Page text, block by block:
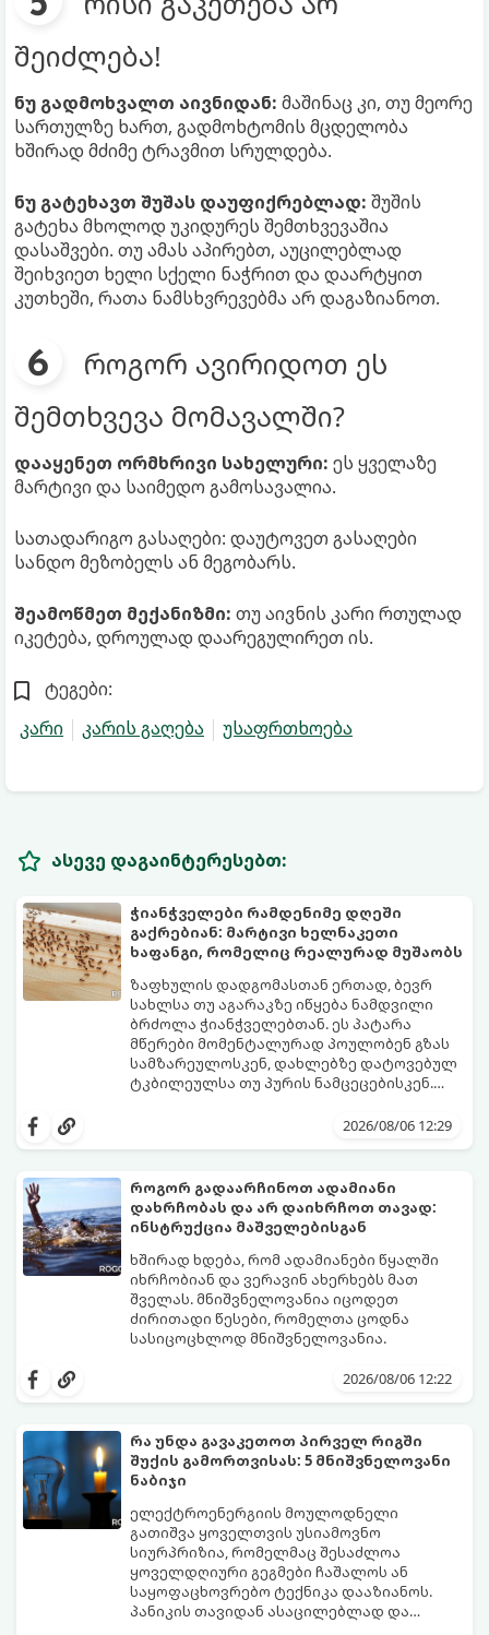
შეიძლება!
ნუ გადმოხვალთ აივნიდან: მაშინაც კი, თუ მეორე
სართულზე ხართ, გადმოხტომის მცდელობა
ხშირად მძიმე ტრავმით სრულდება.
ნუ გატეხავთ შუშას დაუფიქრებლად: შუშის
გატეხა მხოლოდ უკიდურეს შემთხვევაშია
დასაშვები. თუ ამას აპირებთ, აუცილებლად
შეიხვიეთ ხელი სქელი ნაჭრით და დაარტყით
კუთხეში, რათა ნამსხვრევებმა არ დაგაზიანოთ.
როგორ ავირიდოთ ეს
შემთხვევა მომავალში?
დააყენეთ ორმხრივი სახელური: ეს ყველაზე
მარტივი და საიმედო გამოსავალია.
სათადარიგო გასაღები: დაუტოვეთ გასაღები
სანდო მეზობელს ან მეგობარს.
შეამოწმეთ მექანიზმი: თუ აივნის კარი რთულად
იკეტება, დროულად დაარეგულირეთ ის.
ტეგები:
კარი
კარის გაღება უსაფრთხოება
ასევე დაგაინტერესებთ:
ჭიანჭველები რამდენიმე დღეში
გაქრებიან: მარტივი ხელნაკეთი
ხაფანგი, რომელიც რეალურად მუშაობს
ზაფხულის დადგომასთან ერთად, ბევრ
სახლსა თუ აგარაკზე იწყება ნამდვილი
ბრძოლა ჭიანჭველებთან. ეს პატარა
მწერები მომენტალურად პოულობენ გზას
სამზარეულოსკენ, დახლებზე დატოვებულ
ტკბილეულსა თუ პურის ნამცეცებისკენ.
სპრეი და შხამქიმიკატი იყიდება, თუმცა
სახლში პატარა ბავშვები ან შინაური
ცხოველები არიან.
მარტივი, უსაფრთხო და იაფი
ჭიანჭველების მთელ კოლონიას სულ
რამდენიმე დღეში დაამარცხებთ.
გთავაზობთ ეფექტური ხაფანგის
მომზადების რეცეპტს:
2026/08/06 12:29
როგორ გადაარჩინოთ ადამიანი
დახრჩობას და არ დაიხრჩოთ თავად:
ინსტრუქცია მაშველებისგან
ხშირად ხდება, რომ ადამიანები წყალში
იხრჩობიან და ვერავინ ახერხებს მათ
შველას. მნიშვნელოვანია იცოდეთ
ძირითადი წესები, რომელთა ცოდნა
სასიცოცხლოდ მნიშვნელოვანია.
2026/08/06 12:22
რა უნდა გავაკეთოთ პირველ რიგში
შუქის გამორთვისას: 5 მნიშვნელოვანი
ნაბიჯი
ელექტროენერგიის მოულოდნელი
გათიშვა ყოველთვის უსიამოვნო
სიურპრიზია, რომელმაც შესაძლოა
ყოველდღიური გეგმები ჩაშალოს ან
საყოფაცხოვრებო ტექნიკა დააზიანოს.
პანიკის თავიდან ასაცილებლად და